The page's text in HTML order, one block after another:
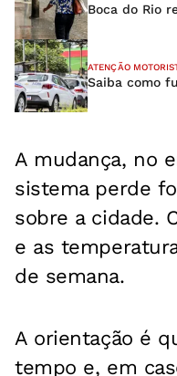
Boca do Rio
ATENÇÃO
Saiba como
A mudança, no
sistema perde
sobre a cidade.
e as
de semana.
A orientação é
tempo e, em